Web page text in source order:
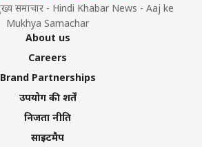
समाचार - Hindi Khabar News - Aaj ke
Mukhya Samachar
About us
Careers
Brand Partnerships
उपयोग की शर्तें
निजता नीति
साइटमैप